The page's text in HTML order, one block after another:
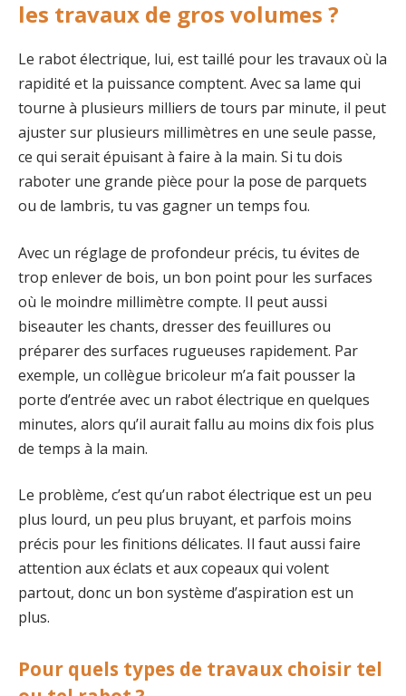
les travaux de gros volumes ?
Le rabot électrique, lui, est taillé pour les travaux où la
rapidité et la puissance comptent. Avec sa lame qui
tourne à plusieurs milliers de tours par minute, il peut
ajuster sur plusieurs millimètres en une seule passe,
ce qui serait épuisant à faire à la main. Si tu dois
raboter une grande pièce pour la pose de parquets
ou de lambris, tu vas gagner un temps fou.
Avec un réglage de profondeur précis, tu évites de
trop enlever de bois, un bon point pour les surfaces
où le moindre millimètre compte. Il peut aussi
biseauter les chants, dresser des feuillures ou
préparer des surfaces rugueuses rapidement. Par
exemple, un collègue bricoleur m’a fait pousser la
porte d’entrée avec un rabot électrique en quelques
minutes, alors qu’il aurait fallu au moins dix fois plus
de temps à la main.
Le problème, c’est qu’un rabot électrique est un peu
plus lourd, un peu plus bruyant, et parfois moins
précis pour les finitions délicates. Il faut aussi faire
attention aux éclats et aux copeaux qui volent
partout, donc un bon système d’aspiration est un
plus.
Pour quels types de travaux choisir tel